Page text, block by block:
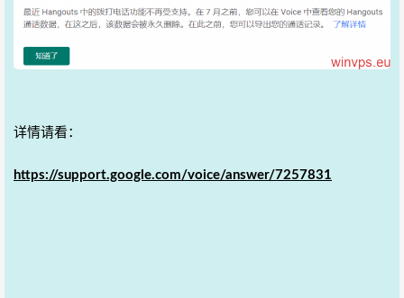
详情请看：
https://support.google.com/voice/answer/7257831